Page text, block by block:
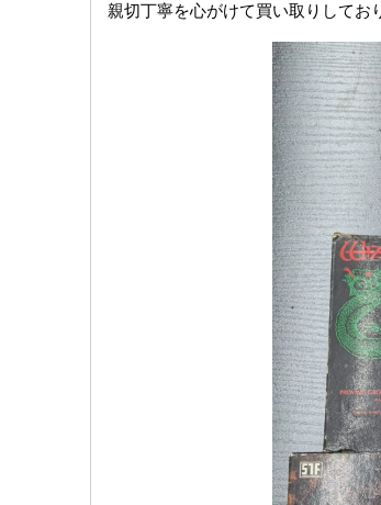
親切丁寧を心がけて買い取りしてお